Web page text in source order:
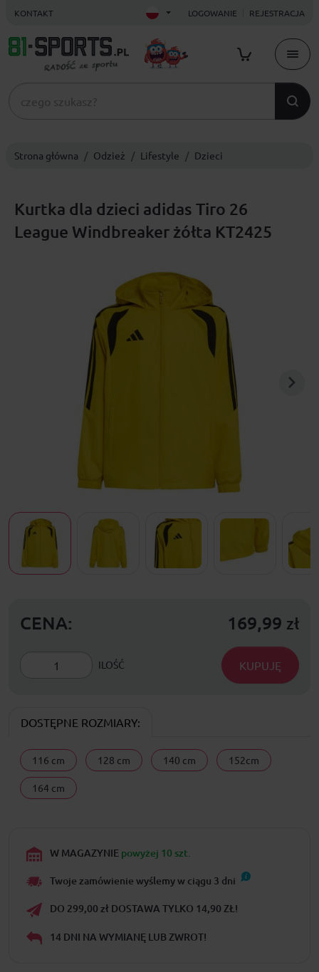
KONTAKT LOGOWANIE REJESTRACJA
Strona główna Odzież Lifestyle Dzieci
Kurtka dla dzieci adidas Tiro 26
League Windbreaker żółta KT2425
CENA: 169,99 zł
ILOŚĆ KUPUJĘ
DOSTĘPNE ROZMIARY:
116 cm 128 cm 140 cm 152cm
164 cm
W MAGAZYNIE powyżej 10 szt.
Twoje zamówienie wyślemy w ciągu 3 dni
DO 299,00 zł DOSTAWA TYLKO 14,90 ZŁ!
14 DNI NA WYMIANĘ LUB ZWROT!